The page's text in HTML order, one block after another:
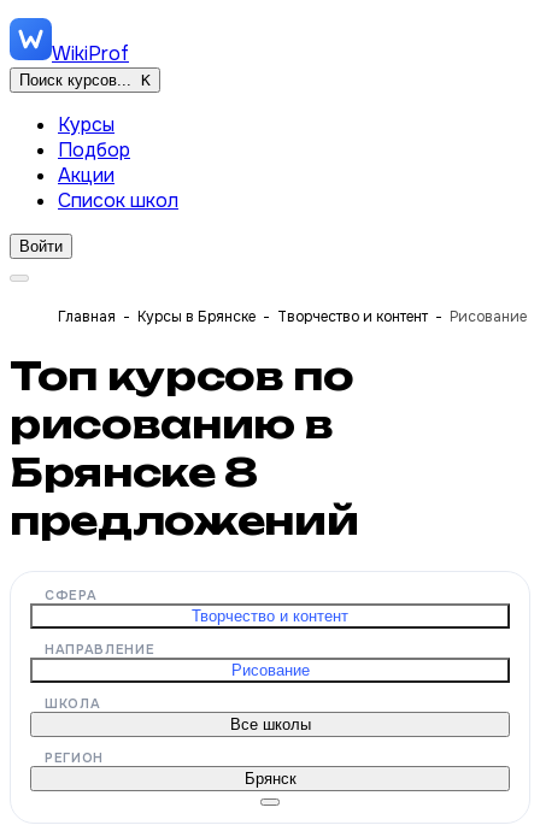
WikiProf
Поиск курсов... K
Курсы
Подбор
Акции
Список школ
Войти
Главная Курсы в Брянске Творчество и контент Рисование
Топ курсов по
рисованию в
Брянске 8
предложений
СФЕРА
Творчество и контент
НАПРАВЛЕНИЕ
Рисование
ШКОЛА
Все школы
РЕГИОН
Брянск